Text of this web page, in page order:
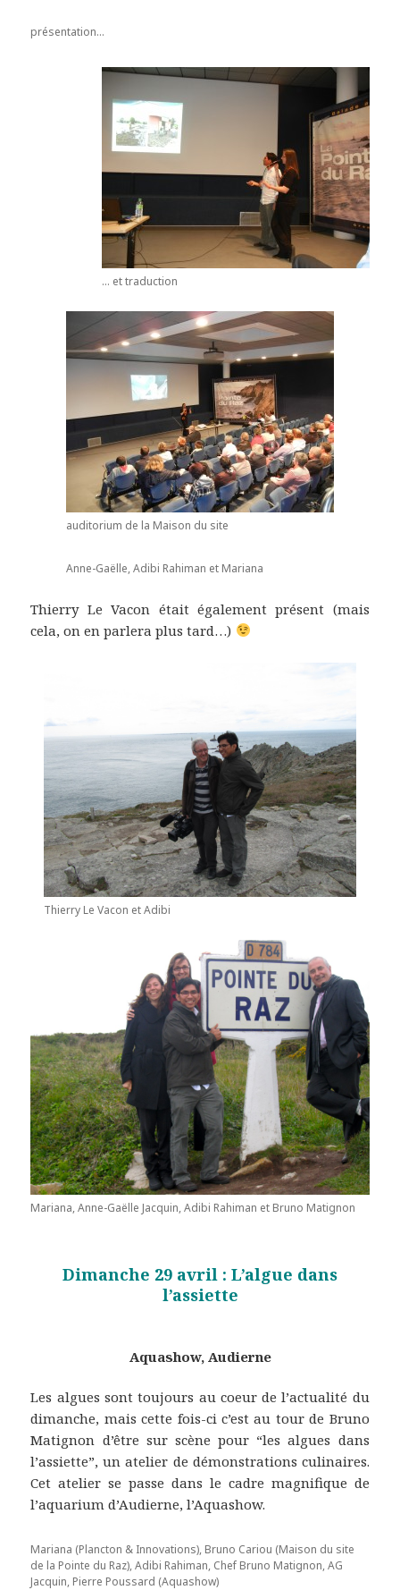
présentation…
… et traduction
auditorium de la Maison du site
Anne-Gaëlle, Adibi Rahiman et Mariana
Thierry Le Vacon était également présent (mais
cela, on en parlera plus tard…)
Thierry Le Vacon et Adibi
Mariana, Anne-Gaëlle Jacquin, Adibi Rahiman et Bruno Matignon
Dimanche 29 avril : L’algue dans
l’assiette
Aquashow, Audierne
Les algues sont toujours au coeur de l’actualité du
dimanche, mais cette fois-ci c’est au tour de Bruno
Matignon d’être sur scène pour “les algues dans
l’assiette”, un atelier de démonstrations culinaires.
Cet atelier se passe dans le cadre magnifique de
l’aquarium d’Audierne, l’Aquashow.
Mariana (Plancton & Innovations), Bruno Cariou (Maison du site
de la Pointe du Raz), Adibi Rahiman, Chef Bruno Matignon, AG
Jacquin, Pierre Poussard (Aquashow)